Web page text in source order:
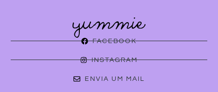
FACEBOOK
INSTAGRAM
ENVIA UM MAIL